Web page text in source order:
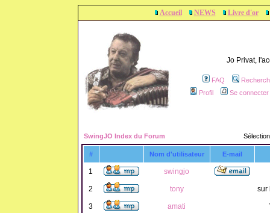
Accueil NEWS Livre d'or
Jo Privat,
FAQ
Profil
Se
SwingJO Index du Forum
# Nom d'utilisateur E-mail
1 swingjo
2 tony sur
3 amati